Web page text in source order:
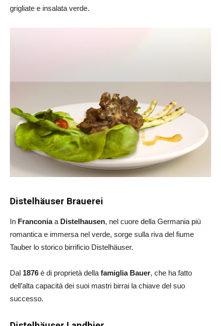
grigliate e insalata verde.
Distelhäuser Brauerei
In Franconiaa Distelhausen, nel cuore della Germania più
romantica e immersa nel verde, sorge sulla riva del fiume
Tauber lo storico birrificio Distelhäuser.
Dal 1876 è di proprietà della famiglia Bauer, che ha fatto
dell’alta capacità dei suoi mastri birrai la chiave del suo
successo.